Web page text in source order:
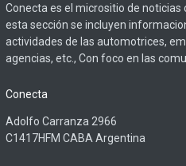
Conecta es el micrositio de noticias
esta sección se incluyen
actividades de las automotrices,
agencias, etc., Con foco en las
Conecta
Adolfo Carranza 2966
C1417HFM CABA Argentina